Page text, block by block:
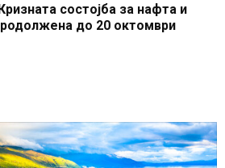
состојба за нафта и
до 20 октомври